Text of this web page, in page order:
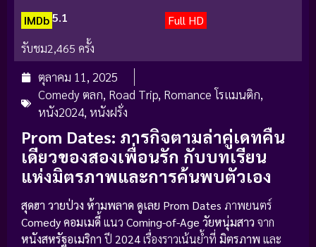
IMDb5.1
Full HD
รับชม2,465 ครั้ง
ตุลาคม 11, 2025
Comedy ตลก, Road Trip, Romance โรแมนติก,
หนัง2024, หนังฝรั่ง
Prom Dates: ภารกิจตามล่าคู่เดทคืน
เดียวของสองเพื่อนรัก กับบทเรียน
แห่งมิตรภาพและการค้นพบตัวเอง
สุดฮา วายป่วง ห้ามพลาด ดูเลย Prom Dates ภาพยนตร์
Comedy คอมเมดี้แนว Coming-of-Age วัยหนุ่มสาว จาก
หนังสหรัฐอเมริกา ปี 2024เรื่องราวเน้นย้ำที่ มิตรภาพ และ